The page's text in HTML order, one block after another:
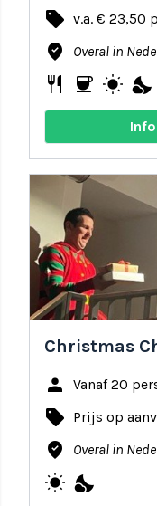
local_offer v.a. € 23,50
where_to_vote Overal in
restaurant coffee wb_sunny nights_stay
Christmas
person Vanaf 20
local_offer Prijs op
where_to_vote Overal in
wb_sunny nights_stay